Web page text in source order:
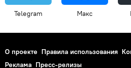
Telegram Макс
О проекте Правила использования
Реклама Пресс-релизы